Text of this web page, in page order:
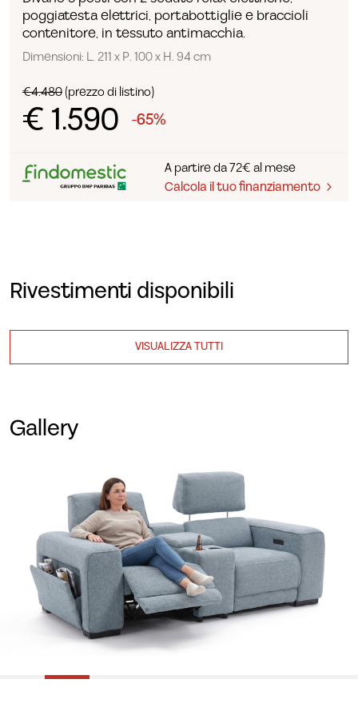
poggiatesta elettrici, portabottiglie e braccioli
contenitore, in tessuto antimacchia.
Dimensioni: L. 211 x P. 100 x H. 94 cm
€4.480(prezzo di listino)
€ 1.590 -65%
A partire da 72€ al mese
Calcola il tuo finanziamento
Rivestimenti disponibili
VISUALIZZA TUTTI
Gallery